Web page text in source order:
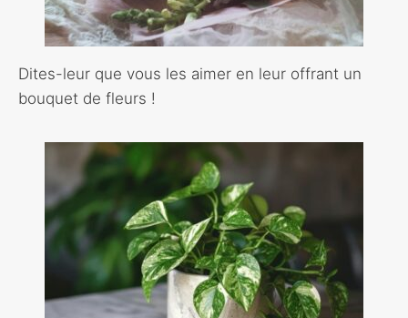
Dites-leur que vous les aimer en leur offrant un
bouquet de fleurs !